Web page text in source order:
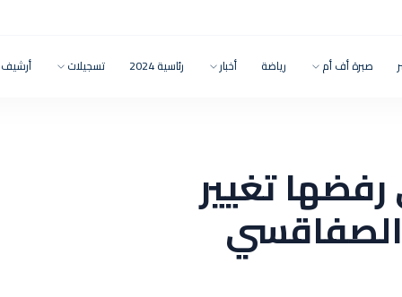
صبرة أف أم رياضة أخبار رئاسية 2024 تسجيلات أرشيف
رفضها تغيير
الصفاقسي